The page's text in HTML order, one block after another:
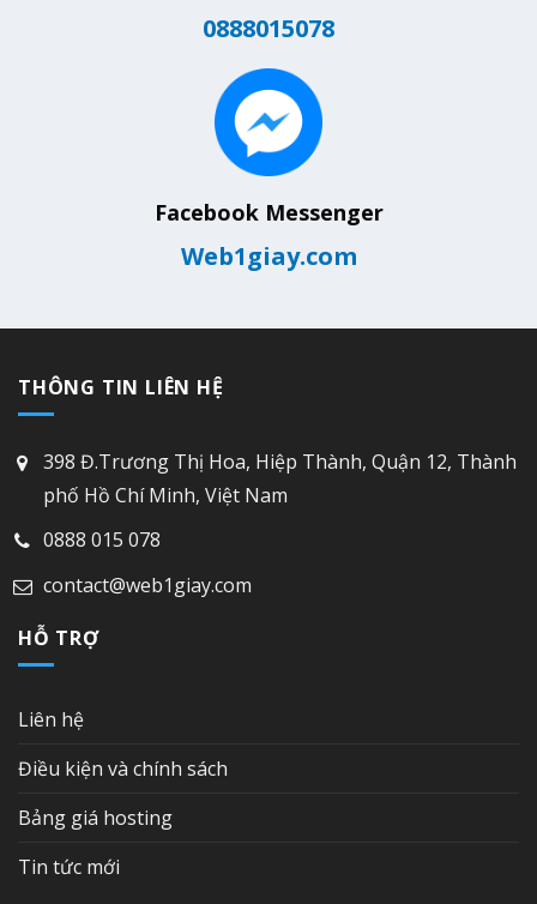
0888015078
Facebook Messenger
Web1giay.com
THÔNG TIN LIÊN HỆ
398 Đ.Trương Thị Hoa, Hiệp Thành, Quận 12, Thành
phố Hồ Chí Minh, Việt Nam
0888 015 078
contact@web1giay.com
HỖ TRỢ
Liên hệ
Điều kiện và chính sách
Bảng giá hosting
Tin tức mới